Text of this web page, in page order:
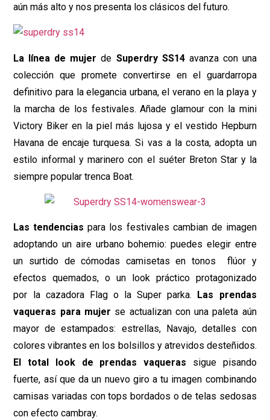
aún más alto y nos presenta los clásicos del futuro.
La línea de mujer de Superdry SS14avanza con una
colección que promete convertirse en el guardarropa
definitivo para la elegancia urbana, el verano en la playa y
la marcha de los festivales. Añade glamour con la mini
Victory Biker en la piel más lujosa y el vestido Hepburn
Havana de encaje turquesa. Si vas a la costa, adopta un
estilo informal y marinero con el suéter Breton Star y la
siempre popular trenca Boat.
Las tendenciaspara los festivales cambian de imagen
adoptando un aire urbano bohemio: puedes elegir entre
un surtido de cómodas camisetas en tonos flúor y
efectos quemados, o un look práctico protagonizado
por la cazadora Flag o la Super parka.
Las prendas
vaqueras para mujer se actualizan con una paleta aún
mayor de estampados: estrellas, Navajo, detalles con
colores vibrantes en los bolsillos y atrevidos desteñidos.
El total look de prendas vaqueras sigue pisando
fuerte, así que da un nuevo giro a tu imagen combinando
camisas variadas con tops bordados o de telas sedosas
con efecto cambray.